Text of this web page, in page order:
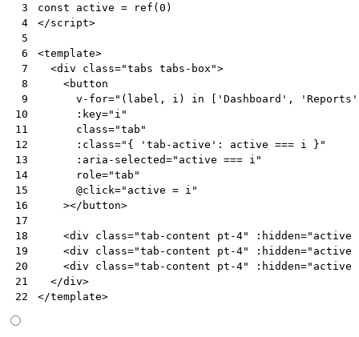
3
4
5
6
7
8
9
10
11
12
13
14
15
16
17
18
19
20
21
22
const
active = ref ( 0 )
</script>
<template>
<div class="tabs tabs-box">
<button
v-for="(label, i) in ['Dashboard',
:key="i"
class="tab"
:class="{ 'tab-active': active === i }"
:aria-selected="active === i"
role="tab"
@click="active = i"
></ button>
<div class="tab-content pt-4" :hidden="active
<div class="tab-content pt-4" :hidden="active
<div class="tab-content pt-4" :hidden="active
</div>
</template>